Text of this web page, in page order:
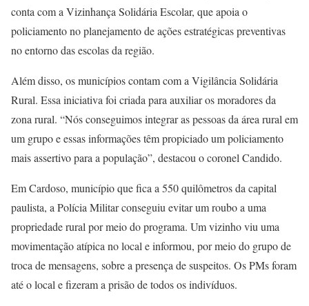
conta com a Vizinhança Solidária Escolar, que apoia o
policiamento no planejamento de ações estratégicas preventivas
no entorno das escolas da região.
Além disso, os municípios contam com a Vigilância Solidária
Rural. Essa iniciativa foi criada para auxiliar os moradores da
zona rural. “Nós conseguimos integrar as pessoas da área rural em
um grupo e essas informações têm propiciado um policiamento
mais assertivo para a população”, destacou o coronel Candido.
Em Cardoso, município que fica a 550 quilômetros da capital
paulista, a Polícia Militar conseguiu evitar um roubo a uma
propriedade rural por meio do programa. Um vizinho viu uma
movimentação atípica no local e informou, por meio do grupo de
troca de mensagens, sobre a presença de suspeitos. Os PMs foram
até o local e fizeram a prisão de todos os indivíduos.